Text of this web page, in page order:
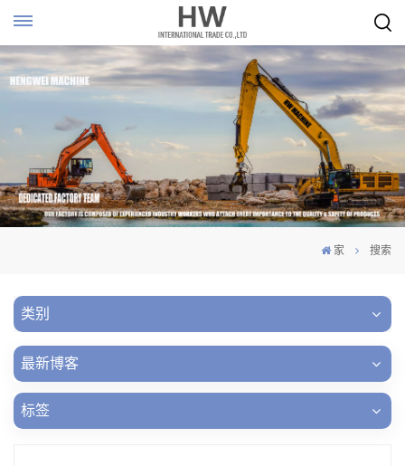
家 搜索
类别
最新博客
标签